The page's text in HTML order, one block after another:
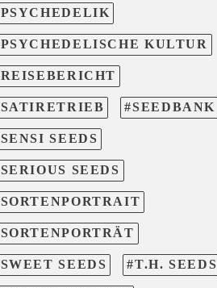
PSYCHEDELIK
PSYCHEDELISCHE KULTUR
REISEBERICHT
SATIRETRIEB SEEDBANK
SENSI SEEDS
SERIOUS SEEDS
SORTENPORTRAIT
SORTENPORTRÄT
SWEET SEEDS T.H. SEEDS